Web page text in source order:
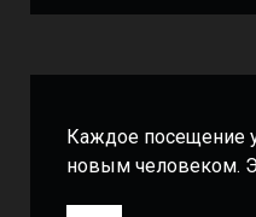
Каждое посещение
новым человеком.